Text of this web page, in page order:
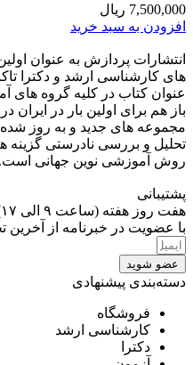
7,500,000 ریال
افزودن به سبد خرید
عنوان کتاب در کلیه گروه
باز هم برای اولین بار در ایران
مجموعه های جدید و به روز
تحلیل و بررسی نادرستی گزینه
روش آموزشی نوین جهانی است.
پشتیبانی
هفت روز هفته (ساعت ۹ الی ۱۷) 8-66975561-021
با عضویت در خبرنامه از آخرین
عضو شوید
دسته‌بندی پیشنهادی
فروشگاه
کارشناسی ارشد
دکترا